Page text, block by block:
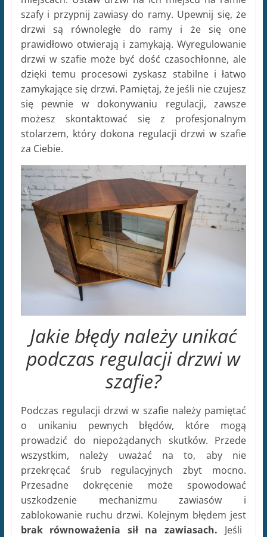
szafy i przypnij zawiasy do ramy. Upewnij się, że
drzwi są równoległe do ramy i że się one
prawidłowo otwierają i zamykają. Wyregulowanie
drzwi w szafie może być dość czasochłonne, ale
dzięki temu procesowi zyskasz stabilne i łatwo
zamykające się drzwi. Pamiętaj, że jeśli nie czujesz
się pewnie w dokonywaniu regulacji, zawsze
możesz skontaktować się z profesjonalnym
stolarzem, który dokona regulacji drzwi w szafie
za Ciebie.
Jakie błędy należy unikać
podczas regulacji drzwi w
szafie?
Podczas regulacji drzwi w szafie należy pamiętać
o unikaniu pewnych błędów, które mogą
prowadzić do niepożądanych skutków. Przede
wszystkim, należy uważać na to, aby nie
przekręcać śrub regulacyjnych zbyt mocno.
Przesadne dokręcenie może spowodować
uszkodzenie mechanizmu zawiasów i
zablokowanie ruchu drzwi. Kolejnym błędem jest
brak równoważenia sił na zawiasach. Jeśli